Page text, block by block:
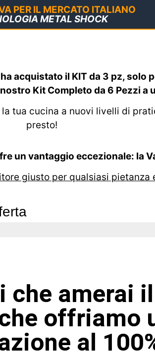
PER IL MERCATO ITALIANO
METAL SHOCK
acquistato il KIT da 3 pz, solo
Kit Completo da 6 Pezzi a
tua cucina a nuovi livelli di
presto!
un vantaggio eccezionale: la
giusto per qualsiasi pietanza
che amerai
offriamo
al